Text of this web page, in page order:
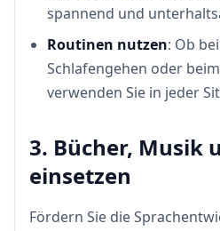
spannend und
Routinen nutzen: Ob
Schlafengehen oder
verwenden Sie in jeder
3. Bücher, Musik
einsetzen
Fördern Sie die